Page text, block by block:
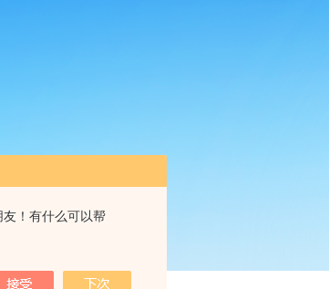
！有什么可以帮